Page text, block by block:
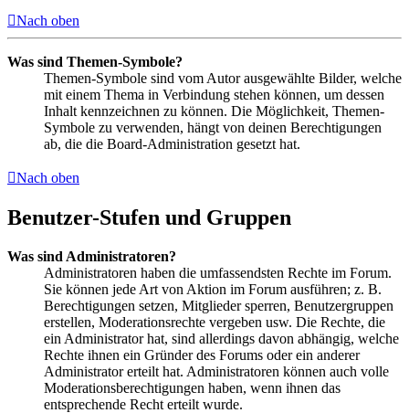
Nach oben
Was sind Themen-Symbole?
Themen-Symbole sind vom Autor ausgewählte Bilder, welche
mit einem Thema in Verbindung stehen können, um dessen
Inhalt kennzeichnen zu können. Die Möglichkeit, Themen-
Symbole zu verwenden, hängt von deinen Berechtigungen
ab, die die Board-Administration gesetzt hat.
Nach oben
Benutzer-Stufen und Gruppen
Was sind Administratoren?
Administratoren haben die umfassendsten Rechte im Forum.
Sie können jede Art von Aktion im Forum ausführen; z. B.
Berechtigungen setzen, Mitglieder sperren, Benutzergruppen
erstellen, Moderationsrechte vergeben usw. Die Rechte, die
ein Administrator hat, sind allerdings davon abhängig, welche
Rechte ihnen ein Gründer des Forums oder ein anderer
Administrator erteilt hat. Administratoren können auch volle
Moderationsberechtigungen haben, wenn ihnen das
entsprechende Recht erteilt wurde.